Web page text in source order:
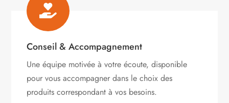

Conseil & Accompagnement
Une équipe motivée à votre écoute, disponible
pour vous accompagner dans le choix des
produits correspondant à vos besoins.